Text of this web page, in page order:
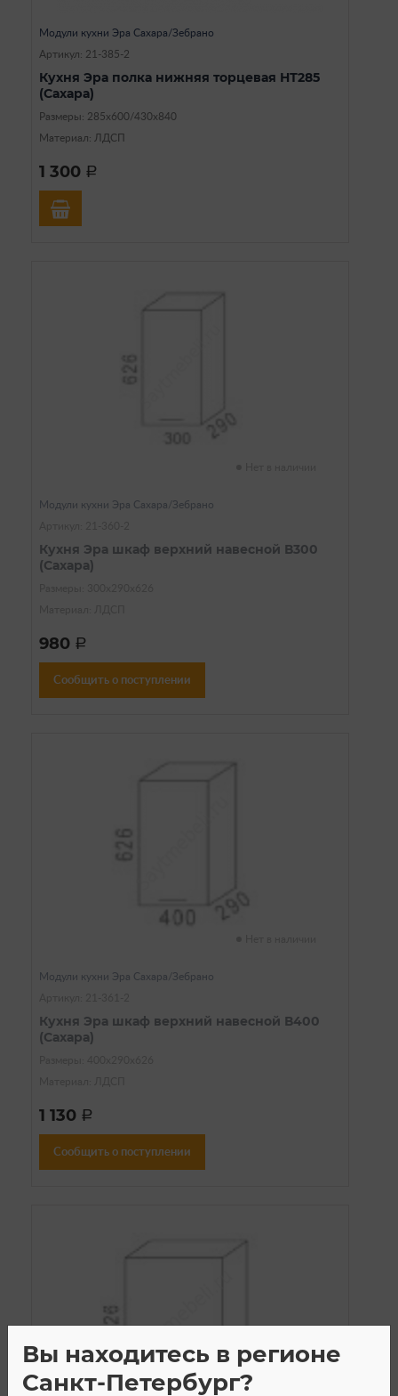
Модули кухни Эра Сахара/Зебрано
Артикул: 21-385-2
Кухня Эра полка нижняя торцевая НТ285
(Сахара)
Размеры: 285х600/430х840
Материал: ЛДСП
1 300 a
Модули кухни Эра Сахара/Зебрано
Кухня Эра шкаф верхний навесной В300
(Сахара)
980 a
Сообщить о поступлении
Модули кухни Эра Сахара/Зебрано
Кухня Эра шкаф верхний навесной В400
(Сахара)
1 130 a
Сообщить о поступлении
Вы находитесь в регионе
Санкт-Петербург?